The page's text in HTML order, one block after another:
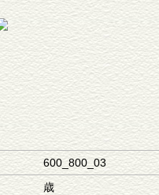
600_800_03
歳